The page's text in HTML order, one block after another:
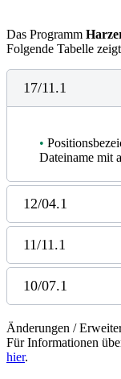
Das Programm
Folgende Tabelle
17/11.1
•
Dateiname mit
12/04.1
11/11.1
10/07.1
Änderungen /
Für Informationen
hier.